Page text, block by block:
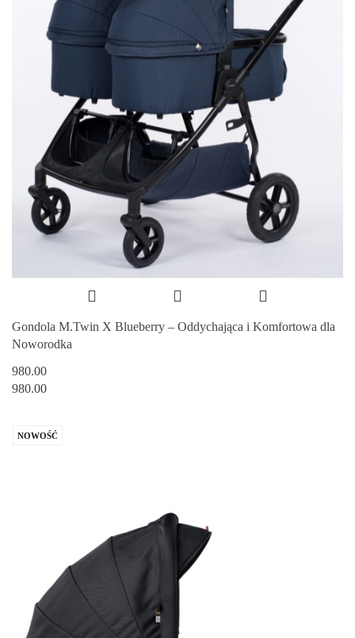
Gondola M.Twin X Blueberry – Oddychająca i Komfortowa dla
Noworodka
980.00
980.00
NOWOŚĆ